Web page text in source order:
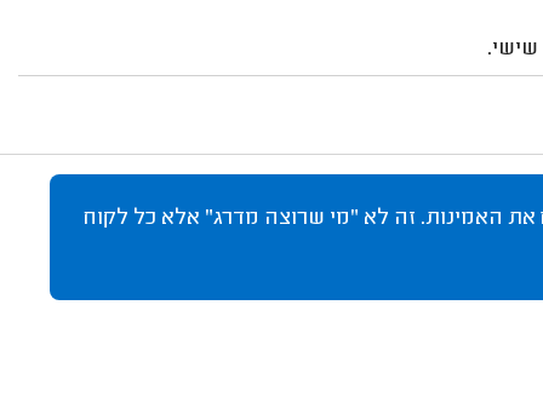
את האמינות. זה לא "מי שרוצה מדרג" אלא כל לקוח